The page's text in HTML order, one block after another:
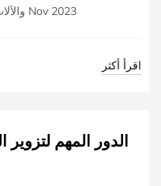
والآلات والأجهزة الكهربائية والأدوات و...--17 Nov 2023
اقرأ أكثر
الدور المهم